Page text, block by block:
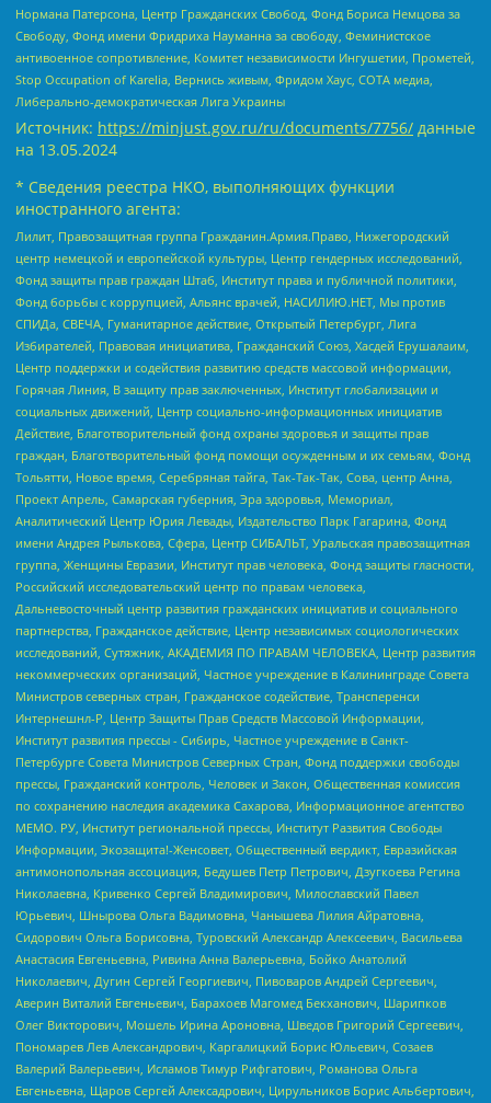
Нормана Патерсона, Центр Гражданских Свобод, Фонд Бориса Немцова за
Свободу, Фонд имени Фридриха Науманна за свободу, Феминистское
антивоенное сопротивление, Комитет независимости Ингушетии, Прометей,
Stop Occupation of Karelia, Вернись живым, Фридом Хаус, СОТА медиа,
Либерально-демократическая Лига Украины
Источник: https://minjust.gov.ru/ru/documents/7756/ данные
на 13.05.2024
* Сведения реестра НКО, выполняющих функции
иностранного агента:
Лилит, Правозащитная группа Гражданин.Армия.Право, Нижегородский
центр немецкой и европейской культуры, Центр гендерных исследований,
Фонд защиты прав граждан Штаб, Институт права и публичной политики,
Фонд борьбы с коррупцией, Альянс врачей, НАСИЛИЮ.НЕТ, Мы против
СПИДа, СВЕЧА, Гуманитарное действие, Открытый Петербург, Лига
Избирателей, Правовая инициатива, Гражданский Союз, Хасдей Ерушалаим,
Центр поддержки и содействия развитию средств массовой информации,
Горячая Линия, В защиту прав заключенных, Институт глобализации и
социальных движений, Центр социально-информационных инициатив
Действие, Благотворительный фонд охраны здоровья и защиты прав
граждан, Благотворительный фонд помощи осужденным и их семьям, Фонд
Тольятти, Новое время, Серебряная тайга, Так-Так-Так, Сова, центр Анна,
Проект Апрель, Самарская губерния, Эра здоровья, Мемориал,
Аналитический Центр Юрия Левады, Издательство Парк Гагарина, Фонд
имени Андрея Рылькова, Сфера, Центр СИБАЛЬТ, Уральская правозащитная
группа, Женщины Евразии, Институт прав человека, Фонд защиты гласности,
Российский исследовательский центр по правам человека,
Дальневосточный центр развития гражданских инициатив и социального
партнерства, Гражданское действие, Центр независимых социологических
исследований, Сутяжник, АКАДЕМИЯ ПО ПРАВАМ ЧЕЛОВЕКА, Центр развития
некоммерческих организаций, Частное учреждение в Калининграде Совета
Министров северных стран, Гражданское содействие, Трансперенси
Интернешнл-Р, Центр Защиты Прав Средств Массовой Информации,
Институт развития прессы - Сибирь, Частное учреждение в Санкт-
Петербурге Совета Министров Северных Стран, Фонд поддержки свободы
прессы, Гражданский контроль, Человек и Закон, Общественная комиссия
по сохранению наследия академика Сахарова, Информационное агентство
МЕМО. РУ, Институт региональной прессы, Институт Развития Свободы
Информации, Экозащита!-Женсовет, Общественный вердикт, Евразийская
антимонопольная ассоциация, Бедушев Петр Петрович, Дзугкоева Регина
Николаевна, Кривенко Сергей Владимирович, Милославский Павел
Юрьевич, Шнырова Ольга Вадимовна, Чанышева Лилия Айратовна,
Сидорович Ольга Борисовна, Туровский Александр Алексеевич, Васильева
Анастасия Евгеньевна, Ривина Анна Валерьевна, Бойко Анатолий
Николаевич, Дугин Сергей Георгиевич, Пивоваров Андрей Сергеевич,
Аверин Виталий Евгеньевич, Барахоев Магомед Бекханович, Шарипков
Олег Викторович, Мошель Ирина Ароновна, Шведов Григорий Сергеевич,
Пономарев Лев Александрович, Каргалицкий Борис Юльевич, Созаев
Валерий Валерьевич, Исламов Тимур Рифгатович, Романова Ольга
Евгеньевна, Щаров Сергей Алексадрович, Цирульников Борис Альбертович,